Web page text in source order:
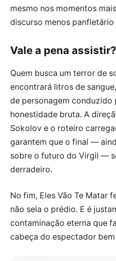
mesmo nos momentos
discurso menos panfletário
Vale a pena assistir?
Quem busca um terror de
encontrará litros de
de personagem conduzido
honestidade bruta. A
Sokolov e o roteiro
garantem que o final —
sobre o futuro do Virgil —
derradeiro.
No fim, Eles Vão Te Matar
não sela o prédio. E é
contaminação eterna que
cabeça do espectador